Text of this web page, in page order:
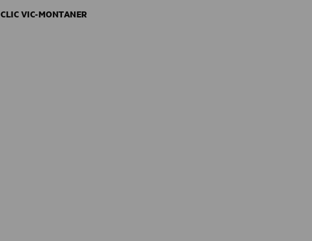
CLIC VIC-MONTANER